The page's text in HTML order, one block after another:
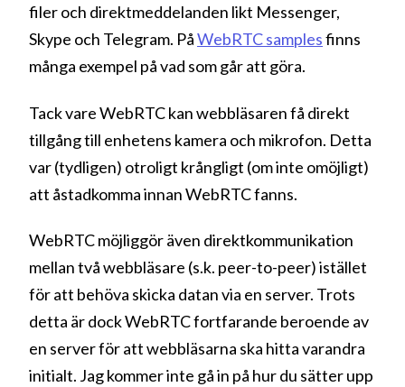
filer och direktmeddelanden likt Messenger,
Skype och Telegram. PåWebRTC samplesfinns
många exempel på vad som går att göra.
Tack vare WebRTC kan webbläsaren få direkt
tillgång till enhetens kamera och mikrofon. Detta
var (tydligen) otroligt krångligt (om inte omöjligt)
att åstadkomma innan WebRTC fanns.
WebRTC möjliggör även direktkommunikation
mellan två webbläsare (s.k. peer-to-peer) istället
för att behöva skicka datan via en server. Trots
detta är dock WebRTC fortfarande beroende av
en server för att webbläsarna ska hitta varandra
initialt. Jag kommer inte gå in på hur du sätter upp